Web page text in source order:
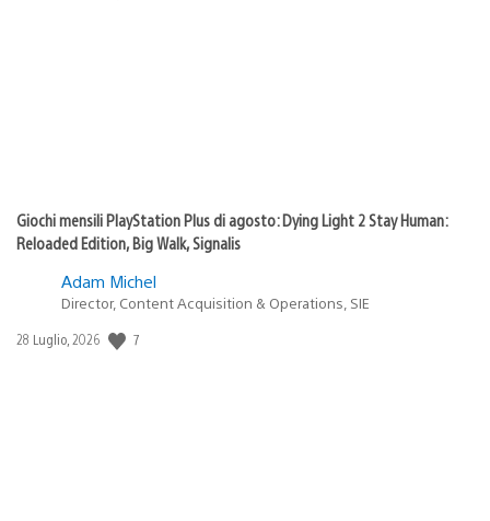
Giochi mensili PlayStation Plus di agosto: Dying Light 2 Stay Human:
Reloaded Edition, Big Walk, Signalis
Adam Michel
Director, Content Acquisition & Operations, SIE
Data
28 Luglio, 2026 7